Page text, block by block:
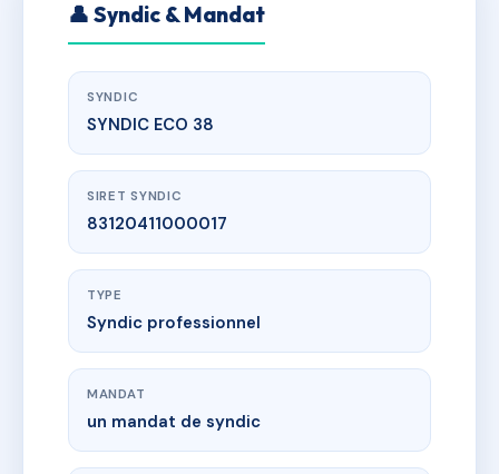
👤 Syndic & Mandat
SYNDIC
SYNDIC ECO 38
SIRET SYNDIC
83120411000017
TYPE
Syndic professionnel
MANDAT
un mandat de syndic